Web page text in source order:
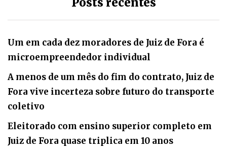
Um em cada dez moradores de Juiz de Fora é
microempreendedor individual
A menos de um mês do fim do contrato, Juiz de
Fora vive incerteza sobre futuro do transporte
coletivo
Eleitorado com ensino superior completo em
Juiz de Fora quase triplica em 10 anos